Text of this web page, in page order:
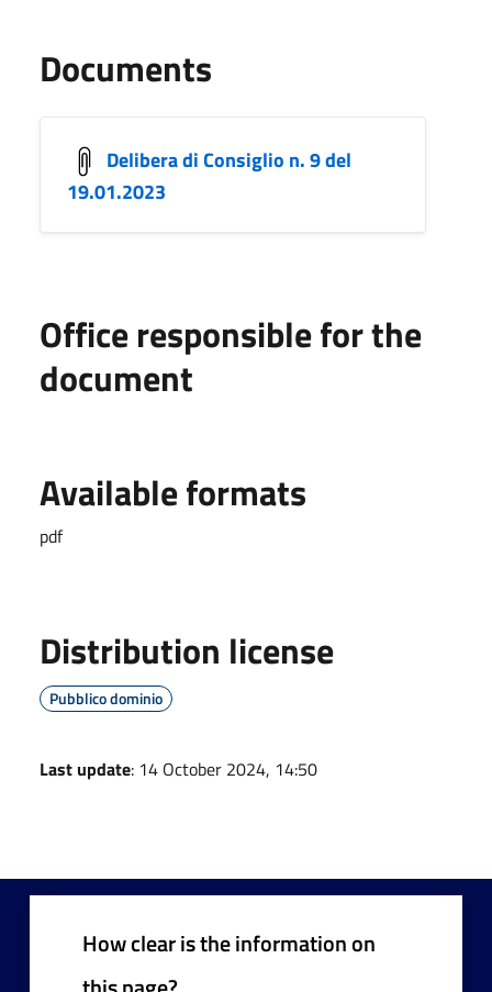
Documents
Delibera di Consiglio n. 9 del
19.01.2023
Office responsible for the
document
Available formats
pdf
Distribution license
Pubblico dominio
Last update: 14 October 2024, 14:50
How clear is the information on